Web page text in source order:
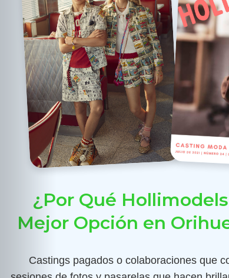
¿Por Qué
Mejor Opción en
Castings pagados o colaboraciones que